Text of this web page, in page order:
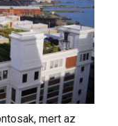
mert az